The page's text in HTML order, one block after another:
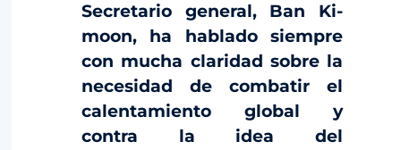
Secretario general, Ban Ki-
moon, ha hablado siempre
con mucha claridad sobre la
necesidad de combatir el
calentamiento global y
contra la idea del